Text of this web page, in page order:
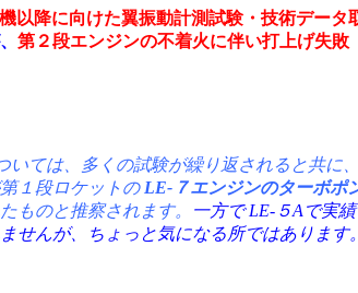
以降に向けた翼振動計測試験・技術データ
第２段エンジンの不着火に伴い打上げ失敗
いては、多くの試験が繰り返されると共に
１段ロケットのLE-７エンジンのターボポ
ものと推察されます。
一方で LE-５Aで実
せんが、ちょっと気になる所ではあります